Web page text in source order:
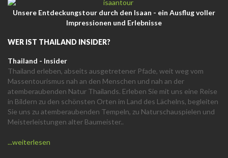
Unsere Entdeckungstour durch den Isaan - ein Ausflug voller
Impressionen und Erlebnisse
WER IST THAILAND INSIDER?
Thailand - Insider
Thailand erleben, abseits ausgetretener Pfade, weit weg vom
Massentourismus nah an den Menschen und nah an der
atemberaubenden Natur Thailands. Erleben Sie mit uns eine Reise
in Bildern zu den schönsten Orten im Land des Lächelns, begleiten
Sie uns zu atemberaubenden Tempeln, zu Naturschauspielen und
Meisterleistungen alter Baumeister..
...weiterlesen